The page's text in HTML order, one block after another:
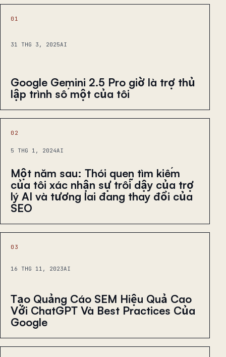
01
31 THG 3, 2025AI
Google Gemini 2.5 Pro giờ là trợ thủ
lập trình số một của tôi
02
5 THG 1, 2024AI
Một năm sau: Thói quen tìm kiếm
của tôi xác nhận sự trỗi dậy của trợ
lý AI và tương lai đang thay đổi của
SEO
03
16 THG 11, 2023AI
Tạo Quảng Cáo SEM Hiệu Quả Cao
Với ChatGPT Và Best Practices Của
Google